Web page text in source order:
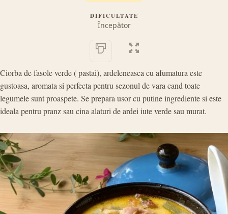
DIFICULTATE
Începător
Ciorba de fasole verde ( pastai), ardeleneasca cu afumatura este
gustoasa, aromata si perfecta pentru sezonul de vara cand toate
legumele sunt proaspete. Se prepara usor cu putine ingrediente si este
ideala pentru pranz sau cina alaturi de ardei iute verde sau murat.